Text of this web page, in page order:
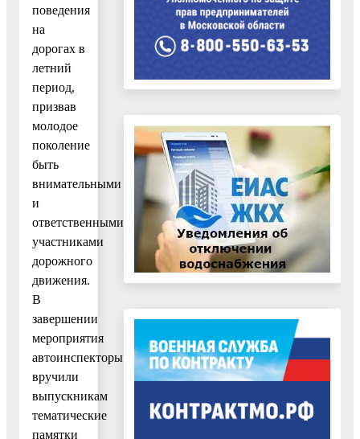
поведения
на
дорогах в
летний
период,
призвав
молодое
поколение
быть
внимательными
и
ответственными
участниками
дорожного
движения.
В
завершении
мероприятия
автоинспекторы
вручили
выпускникам
тематические
памятки